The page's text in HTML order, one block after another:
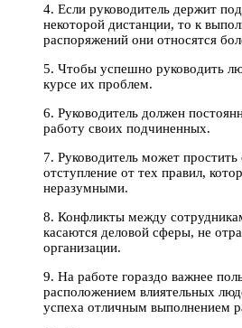
4. Если руководитель держит
некоторой дистанции, то к
распоряжений они относятся
5. Чтобы успешно руководить
курсе их проблем.
6. Руководитель должен
работу своих подчиненных.
7. Руководитель может простить
отступление от тех правил,
неразумными.
8. Конфликты между
касаются деловой сферы, не
организации.
9. На работе гораздо важнее
расположением влиятельных
успеха отличным выполнением